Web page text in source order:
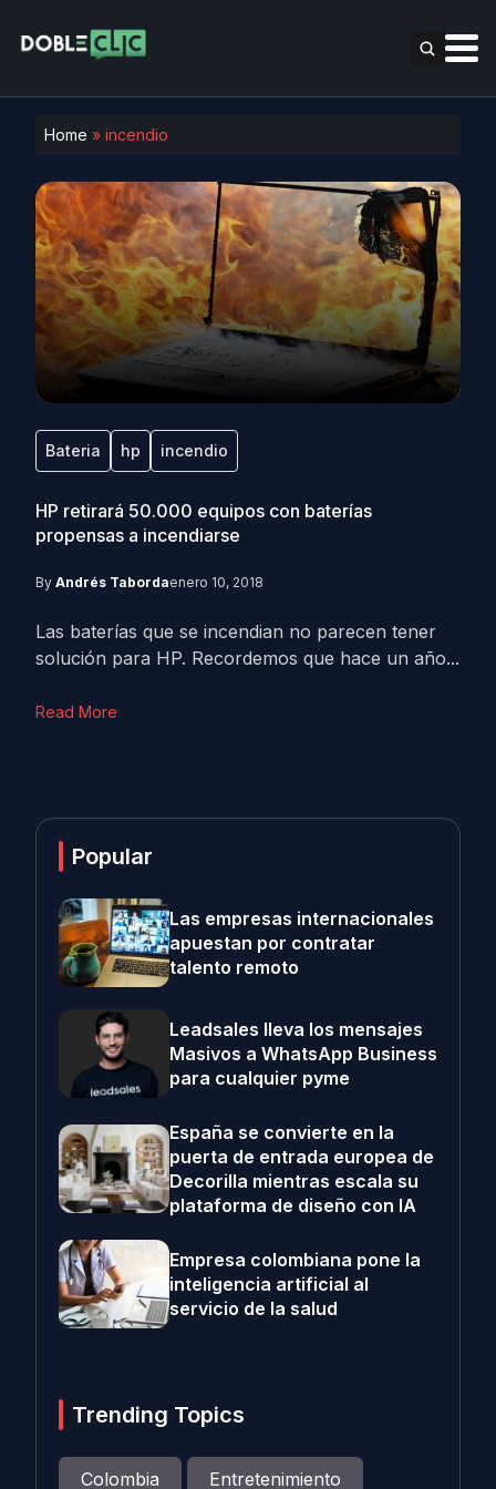
Home » incendio
Bateria hp incendio
HP retirará 50.000 equipos con baterías
propensas a incendiarse
By Andrés Tabordaenero 10, 2018
Las baterías que se incendian no parecen tener
solución para HP. Recordemos que hace un año...
Read More
Popular
Las empresas internacionales
apuestan por contratar
talento remoto
Leadsales lleva los mensajes
Masivos a WhatsApp Business
para cualquier pyme
España se convierte en la
puerta de entrada europea de
Decorilla mientras escala su
plataforma de diseño con IA
Empresa colombiana pone la
inteligencia artificial al
servicio de la salud
Trending Topics
Colombia Entretenimiento